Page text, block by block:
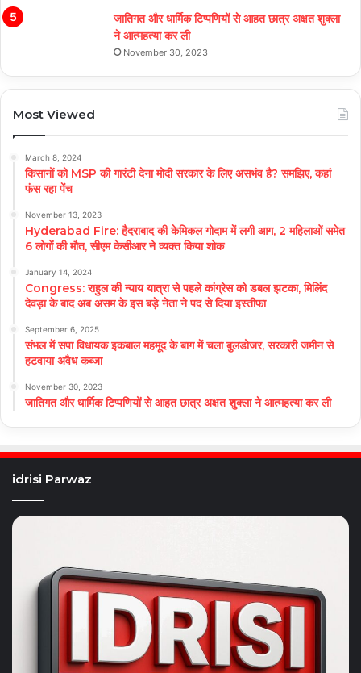
जातिगत और धार्मिक टिप्पणियों से आहत छात्र अक्षत शुक्ला
ने आत्महत्या कर ली
November 30, 2023
Most Viewed
March 8, 2024
किसानों को MSP की गारंटी देना मोदी सरकार के लिए असभंव है? समझिए, कहां
फंस रहा पेंच
November 13, 2023
Hyderabad Fire: हैदराबाद की केमिकल गोदाम में लगी आग, 2 महिलाओं समेत
6 लोगों की मौत, सीएम केसीआर ने व्यक्त किया शोक
January 14, 2024
Congress: राहुल की न्याय यात्रा से पहले कांग्रेस को डबल झटका, मिलिंद
देवड़ा के बाद अब असम के इस बड़े नेता ने पद से दिया इस्तीफा
September 6, 2025
संभल में सपा विधायक इकबाल महमूद के बाग में चला बुलडोजर, सरकारी जमीन से
हटवाया अवैध कब्जा
November 30, 2023
जातिगत और धार्मिक टिप्पणियों से आहत छात्र अक्षत शुक्ला ने आत्महत्या कर ली
idrisi Parwaz